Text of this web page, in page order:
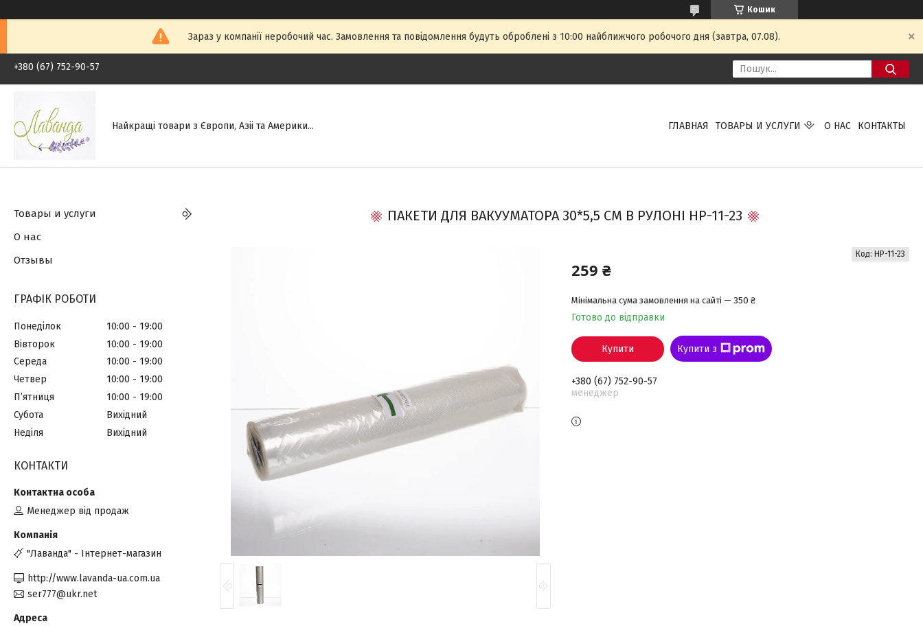
Кошик
Зараз у компанії неробочий час. Замовлення та повідомлення будуть оброблені з 10:00 найближчого робочого дня (завтра, 07.08).
+380 (67) 752-90-57
Найкращі товари з Європи, Азіі та Америки... ГЛАВНАЯ ТОВАРЫ И УСЛУГИ О НАС КОНТАКТЫ
ПАКЕТИ ДЛЯ ВАКУУМАТОРА 30*5,5 СМ В РУЛОНІ HP-11-23
259 ₴
Мінімальна сума замовлення на сайті — 350 ₴
Готово до відправки
Код: HP-11-23
Купити Купити з
+380 (67) 752-90-57
менеджер
Товары и услуги
О нас
Отзывы
ГРАФІК РОБОТИ
Понеділок 10:00
19:00
Вівторок
10:00
19:00
Середа
10:00
19:00
Четвер
10:00
19:00
Пʼятниця
10:00
19:00
Субота
Вихідний
Неділя
Вихідний
КОНТАКТИ
Менеджер від продаж
"Лаванда" - Інтернет-магазин
http://www.lavanda-ua.com.ua
ser777@ukr.net